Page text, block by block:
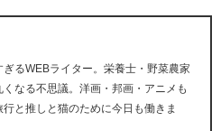
るWEBライター。栄養士・野菜農家
なる不思議。洋画・邦画・アニメも
と推しと猫のために今日も働きま